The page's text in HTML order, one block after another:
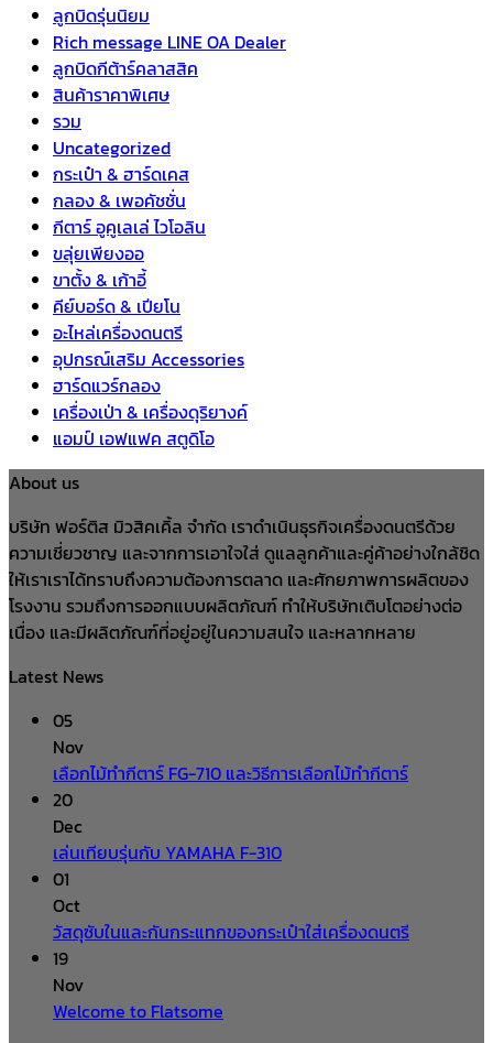
ลูกบิดรุ่นนิยม
Rich message LINE OA Dealer
ลูกบิดกีต้าร์คลาสสิค
สินค้าราคาพิเศษ
รวม
Uncategorized
กระเป๋า & ฮาร์ดเคส
กลอง & เพอคัชชั่น
กีตาร์ อูคูเลเล่ ไวโอลิน
ขลุ่ยเพียงออ
ขาตั้ง & เก้าอี้
คีย์บอร์ด & เปียโน
อะไหล่เครื่องดนตรี
อุปกรณ์เสริม Accessories
ฮาร์ดแวร์กลอง
เครื่องเป่า & เครื่องดุริยางค์
แอมป์ เอฟแฟค สตูดิโอ
About us
บริษัท ฟอร์ติส มิวสิคเคิ้ล จำกัด เราดำเนินธุรกิจเครื่องดนตรีด้วย
ความเชี่ยวชาญ และจากการเอาใจใส่ ดูแลลูกค้าและคู่ค้าอย่างใกล้ชิด
ให้เราเราได้ทราบถึงความต้องการตลาด และศักยภาพการผลิตของ
โรงงาน รวมถึงการออกแบบผลิตภัณฑ์ ทำให้บริษัทเติบโตอย่างต่อ
เนื่อง และมีผลิตภัณฑ์ที่อยู่อยู่ในความสนใจ และหลากหลาย
Latest News
05
Nov
เลือกไม้ทำกีตาร์ FG-710 และวิธีการเลือกไม้ทำกีตาร์
20
Dec
เล่นเทียบรุ่นกับ YAMAHA F-310
01
Oct
วัสดุซับในและกันกระแทกของกระเป๋าใส่เครื่องดนตรี
19
Nov
Welcome to Flatsome